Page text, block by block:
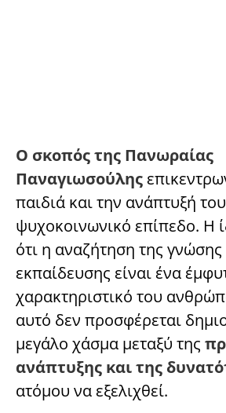
Ο σκοπός της Πανωραίας
Παναγιωσούλης
παιδιά και την ανάπτυξή
ψυχοκοινωνικό επίπεδο. Η
ότι η αναζήτηση της γνώσης
εκπαίδευσης είναι ένα
χαρακτηριστικό του
αυτό δεν προσφέρεται
μεγάλο χάσμα μεταξύ της
ανάπτυξης και της
ατόμου να εξελιχθεί.